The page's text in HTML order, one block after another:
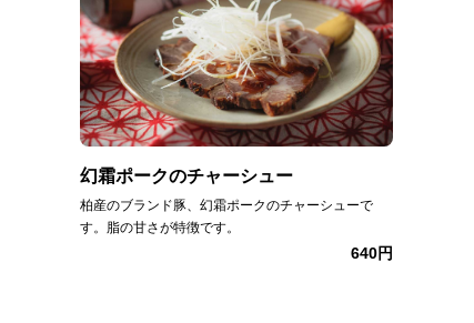
幻霜ポークのチャーシュー
柏産のブランド豚、幻霜ポークのチャーシューで
す。脂の甘さが特徴です。
640円